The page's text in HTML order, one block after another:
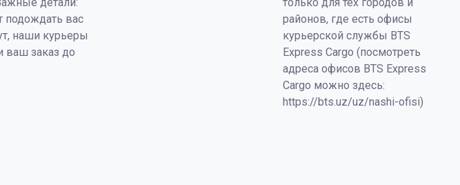
подождать вас
наши курьеры
ваш заказ до
районов, где есть офисы
курьерской службы BTS
Express Cargo (посмотреть
адреса офисов BTS Express
Cargo можно здесь:
https://bts.uz/uz/nashi-ofisi)